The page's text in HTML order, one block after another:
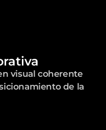
visual coherente
de la